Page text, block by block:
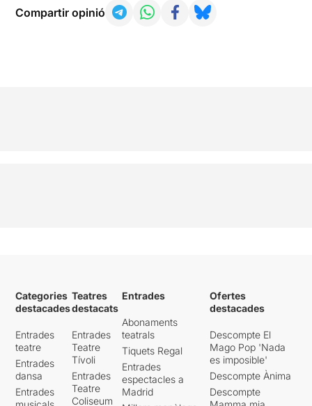
Compartir opinió
Categories
destacades
Entrades
teatre
Entrades
dansa
Entrades
Teatres
destacats
Entrades
Teatre
Tívoli
Entrades
Teatre
Coliseum
Entrades
Abonaments
teatrals
Tiquets Regal
Entrades
espectacles a
Madrid
Ofertes
destacades
Descompte El
Mago Pop 'Nada
es imposible'
Descompte Ànima
Descompte